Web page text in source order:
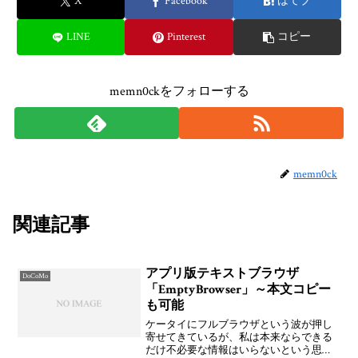
LINE Pinterest コピー
memn0ckをフォローする
memn0ck
関連記事
DoCoMo
アプリ版テキストブラウザ
「EmptyBrowser」～本文コピー
も可能
ケータイにフルブラウザという波が押し
寄せてきているが、私は本来ならできる
だけ不必要な情報はいらないという思想